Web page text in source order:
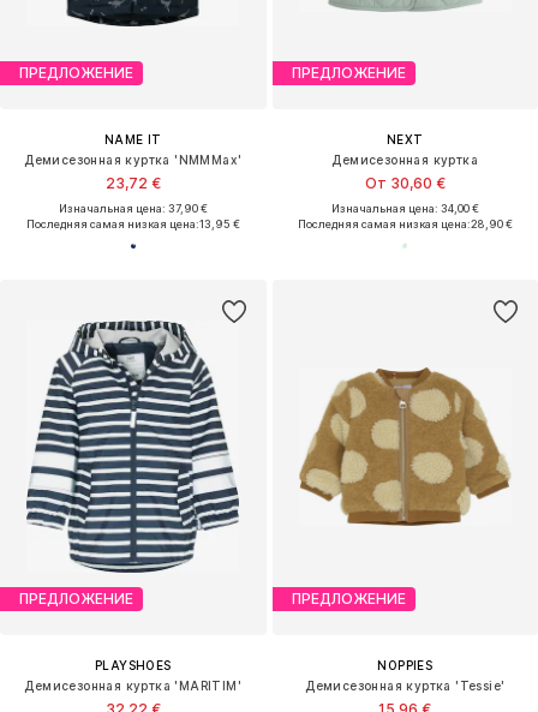
ПРЕДЛОЖЕНИЕ
NAME IT
Демисезонная куртка 'NMMMax'
23,72 €
Изначальная цена: 37,90 €
Последняя самая низкая цена:13,95 €
ПРЕДЛОЖЕНИЕ
NEXT
Демисезонная куртка
От 30,60 €
Изначальная цена: 34,00 €
Последняя самая низкая цена:28,90 €
ПРЕДЛОЖЕНИЕ
PLAYSHOES
Демисезонная куртка 'MARITIM'
ПРЕДЛОЖЕНИЕ
NOPPIES
Демисезонная куртка 'Tessie'